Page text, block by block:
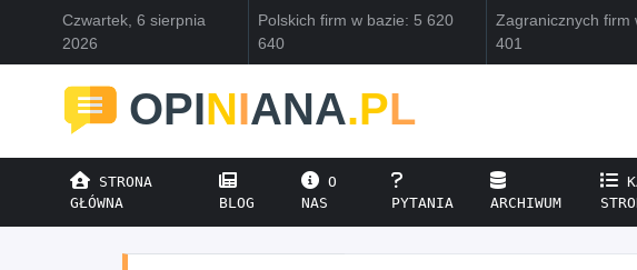
Czwartek, 6 sierpnia
2026
Polskich firm w bazie: 5 620
640
Zagranicznych firm
401
OPINIANA.PL
STRONA
GŁÓWNA
BLOG
O
NAS
PYTANIA ARCHIWUM